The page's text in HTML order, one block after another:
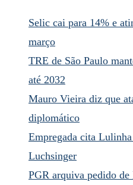
Selic cai para 14% e
março
TRE de São Paulo
até 2032
Mauro Vieira diz que
diplomático
Empregada cita
Luchsinger
PGR arquiva pedido